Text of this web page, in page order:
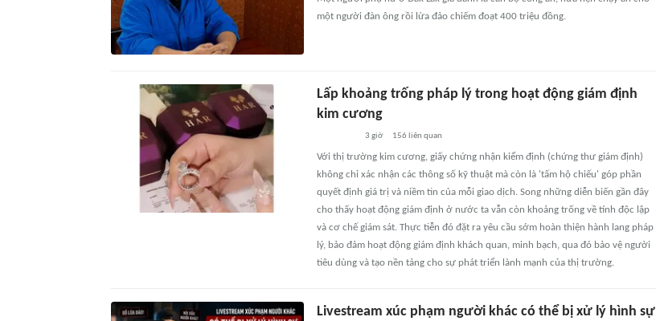
một người đàn ông rồi lừa đảo chiếm đoạt 400 triệu đồng.
Lấp khoảng trống pháp lý trong hoạt động giám định
kim cương
3 giờ 156 liên quan
Với thị trường kim cương, giấy chứng nhận kiểm định (chứng thư giám định)
không chỉ xác nhận các thông số kỹ thuật mà còn là 'tấm hộ chiếu' góp phần
quyết định giá trị và niềm tin của mỗi giao dịch. Song những diễn biến gần đây
cho thấy hoạt động giám định ở nước ta vẫn còn khoảng trống về tính độc lập
và cơ chế giám sát. Thực tiễn đó đặt ra yêu cầu sớm hoàn thiện hành lang pháp
lý, bảo đảm hoạt động giám định khách quan, minh bạch, qua đó bảo vệ người
tiêu dùng và tạo nền tảng cho sự phát triển lành mạnh của thị trường.
Livestream xúc phạm người khác có thể bị xử lý hình sự